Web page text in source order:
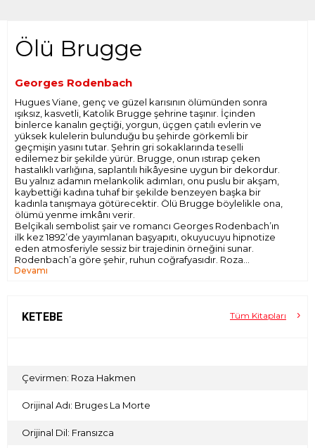
Ölü Brugge
Georges Rodenbach
Hugues Viane, genç ve güzel karısının ölümünden sonra
ışıksız, kasvetli, Katolik Brugge şehrine taşınır. İçinden
binlerce kanalın geçtiği, yorgun, üçgen çatılı evlerin ve
yüksek kulelerin bulunduğu bu şehirde görkemli bir
geçmişin yasını tutar. Şehrin gri sokaklarında teselli
edilemez bir şekilde yürür. Brugge, onun ıstırap çeken
hastalıklı varlığına, saplantılı hikâyesine uygun bir dekordur.
Bu yalnız adamın melankolik adımları, onu puslu bir akşam,
kaybettiği kadına tuhaf bir şekilde benzeyen başka bir
kadınla tanışmaya götürecektir. Ölü Brugge böylelikle ona,
ölümü yenme imkânı verir.
Belçikalı sembolist şair ve romancı Georges Rodenbach’ın
ilk kez 1892’de yayımlanan başyapıtı, okuyucuyu hipnotize
eden atmosferiyle sessiz bir trajedinin örneğini sunar.
Rodenbach’a göre şehir, ruhun coğrafyasıdır. Roza
Hakmen’in eşsiz çevirisi ve Selim İleri’nin sonsözüyle Ölü
ölü bir şehir olmalıydı. Koyu matemi böyle bir dekor
yaşadığını hissettirmeyecek kadar tekdüze bir hayata
ihtiyacı vardı.”
Devamı
KETEBE Tüm Kitapları
Çevirmen: Roza Hakmen
Orijinal Adı: Bruges La Morte
Orijinal Dil: Fransızca